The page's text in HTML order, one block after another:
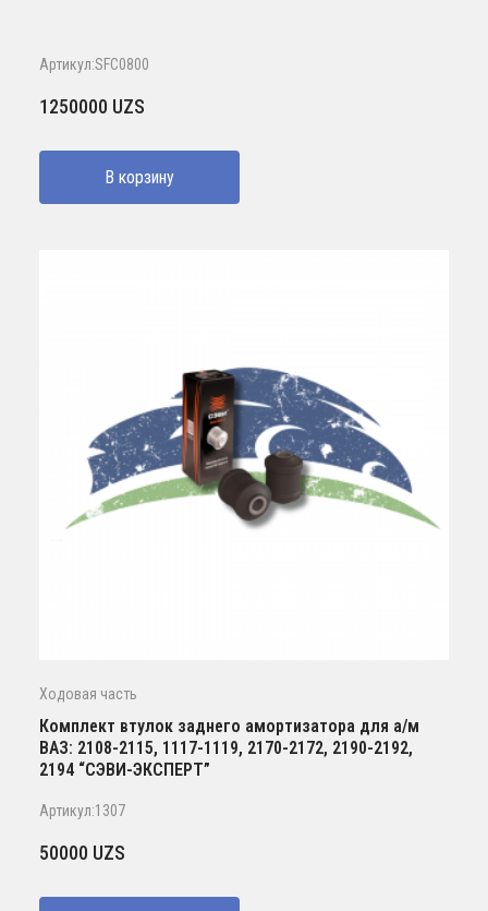
Артикул:SFC0800
1250000 UZS
В корзину
Ходовая часть
Комплект втулок заднего амортизатора для а/м
ВАЗ: 2108-2115, 1117-1119, 2170-2172, 2190-2192,
2194 “СЭВИ-ЭКСПЕРТ”
Артикул:1307
50000 UZS